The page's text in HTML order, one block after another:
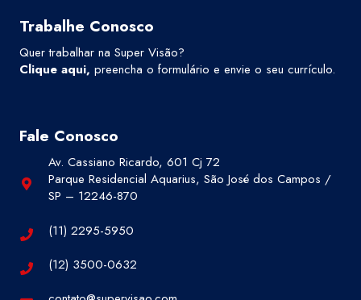
Trabalhe Conosco
Quer trabalhar na Super Visão?
Clique aqui, preencha o formulário e envie o seu currículo.
Fale Conosco
Av. Cassiano Ricardo, 601 Cj 72
Parque Residencial Aquarius, São José dos Campos /
SP – 12246-870
(11) 2295-5950
(12) 3500-0632